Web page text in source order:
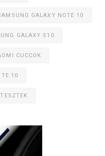
GALAXY NOTE 10
GALAXY S10
CUCCOK
10